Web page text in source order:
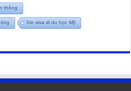
thông
Xin visa đi du học Mỹ